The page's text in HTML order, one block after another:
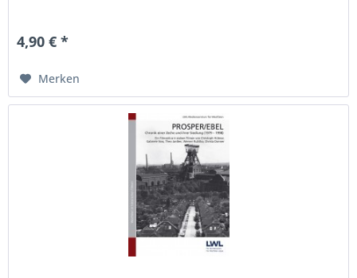
4,90 € *
Merken